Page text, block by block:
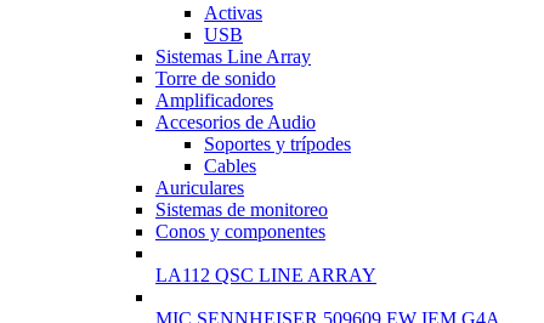
Activas
USB
Sistemas Line Array
Torre de sonido
Amplificadores
Accesorios de Audio
Soportes y trípodes
Cables
Auriculares
Sistemas de monitoreo
Conos y componentes
LA112 QSC LINE ARRAY